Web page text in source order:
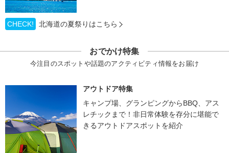
CHECK! 北海道の夏祭りはこちら
おでかけ特集
今注目のスポットや話題のアクティビティ情報をお届け
アウトドア特集
キャンプ場、グランピングからBBQ、アス
レチックまで！非日常体験を存分に堪能で
きるアウトドアスポットを紹介